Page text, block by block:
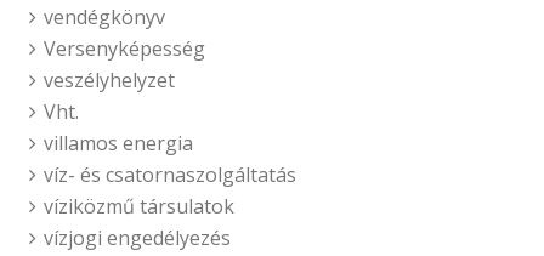
vendégkönyv
Versenyképesség
veszélyhelyzet
Vht.
villamos energia
víz- és csatornaszolgáltatás
víziközmű társulatok
vízjogi engedélyezés